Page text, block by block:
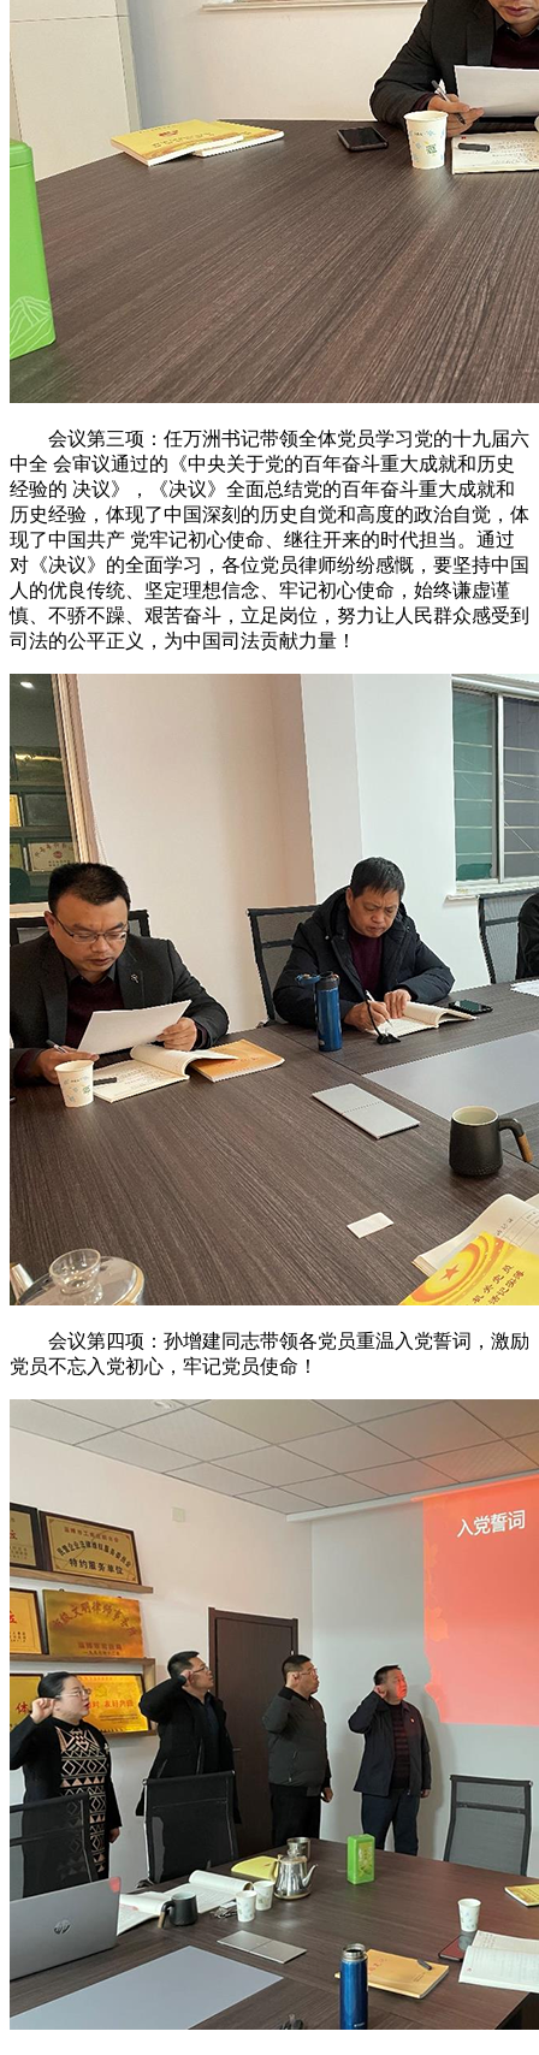
会议第三项：任万洲书记带领全体党员学习党的十九届六
中全 会审议通过的《中央关于党的百年奋斗重大成就和历史
经验的 决议》，《决议》全面总结党的百年奋斗重大成就和
历史经验，体现了中国深刻的历史自觉和高度的政治自觉，体
现了中国共产 党牢记初心使命、继往开来的时代担当。通过
对《决议》的全面学习，各位党员律师纷纷感慨，要坚持中国
人的优良传统、坚定理想信念、牢记初心使命，始终谦虚谨
慎、不骄不躁、艰苦奋斗，立足岗位，努力让人民群众感受到
司法的公平正义，为中国司法贡献力量！
会议第四项：孙增建同志带领各党员重温入党誓词，激励
党员不忘入党初心，牢记党员使命！